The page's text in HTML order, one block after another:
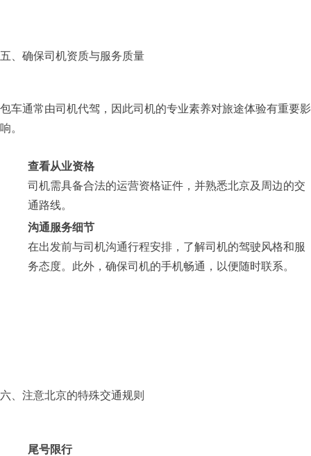
五、确保司机资质与服务质量
包车通常由司机代驾，因此司机的专业素养对旅途体验有重要影
响。
查看从业资格
司机需具备合法的运营资格证件，并熟悉北京及周边的交
通路线。
沟通服务细节
在出发前与司机沟通行程安排，了解司机的驾驶风格和服
务态度。此外，确保司机的手机畅通，以便随时联系。
六、注意北京的特殊交通规则
尾号限行